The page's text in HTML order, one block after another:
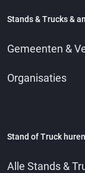
Stands & Trucks &
Gemeenten &
Organisaties
Stand of Truck huren
Alle Stands &